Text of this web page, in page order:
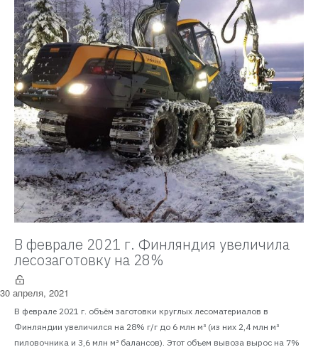
В феврале 2021 г. Финляндия увеличила
лесозаготовку на 28%
30 апреля, 2021
В феврале 2021 г. объём заготовки круглых лесоматериалов в
Финляндии увеличился на 28% г/г до 6 млн м³ (из них 2,4 млн м³
пиловочника и 3,6 млн м³ балансов). Этот объем вывоза вырос на 7%